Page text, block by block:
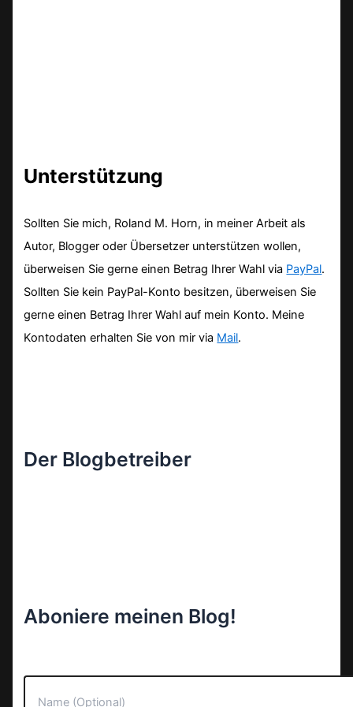
Unterstützung
Sollten Sie mich, Roland M. Horn, in meiner Arbeit als
Autor, Blogger oder Übersetzer unterstützen wollen,
überweisen Sie gerne einen Betrag Ihrer Wahl via PayPal.
Sollten Sie kein PayPal-Konto besitzen, überweisen Sie
gerne einen Betrag Ihrer Wahl auf mein Konto. Meine
Kontodaten erhalten Sie von mir via Mail.
Der Blogbetreiber
Aboniere meinen Blog!